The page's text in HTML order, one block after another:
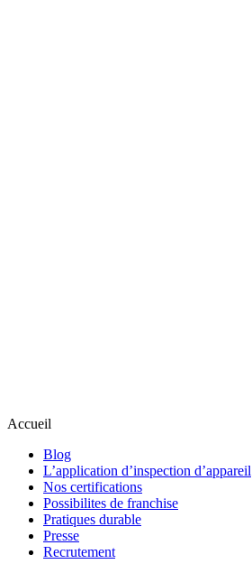
Accueil
Blog
L’application d’inspection d’appareil
Nos certifications
Possibilites de franchise
Pratiques durable
Presse
Recrutement